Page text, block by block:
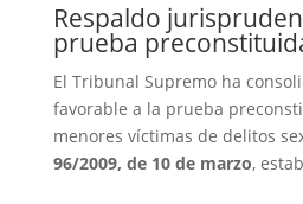
Respaldo
prueba
El Tribunal Supremo ha
favorable a la prueba
menores víctimas de delitos
96/2009, de 10 de marzo,